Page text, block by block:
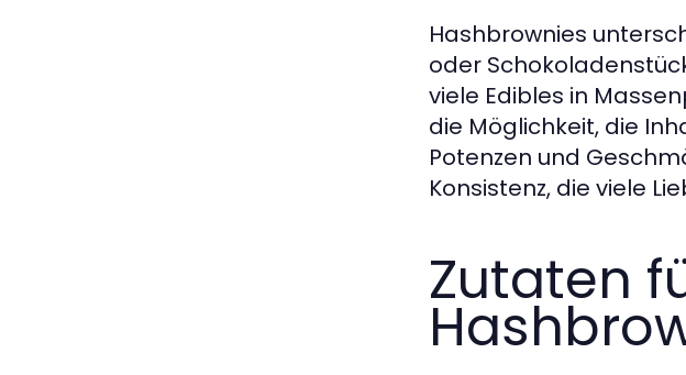
Hashbrownies
oder
viele Edibles in
die Möglichkeit, die
Potenzen und
Konsistenz, die viele
Zutaten